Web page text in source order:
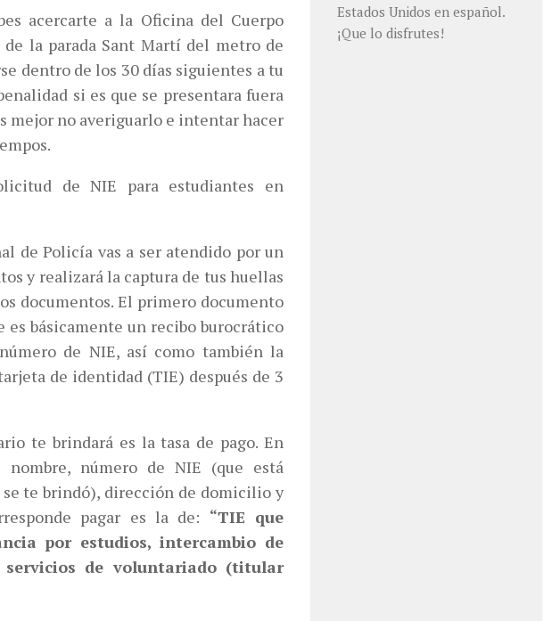
acercarte a la Oficina del Cuerpo
la parada Sant Martí del metro de
dentro de los 30 días siguientes a tu
si es que se presentara fuera
mejor no averiguarlo e intentar hacer
de NIE para estudiantes en
de Policía vas a ser atendido por un
y realizará la captura de tus huellas
documentos. El primero documento
es básicamente un recibo burocrático
de NIE, así como también la
de identidad (TIE) después de 3
te brindará es la tasa de pago. En
número de NIE (que está
te brindó), dirección de domicilio y
pagar es la de: “TIE que
por estudios, intercambio de
de voluntariado (titular
Estados Unidos en español.
¡Que lo disfrutes!